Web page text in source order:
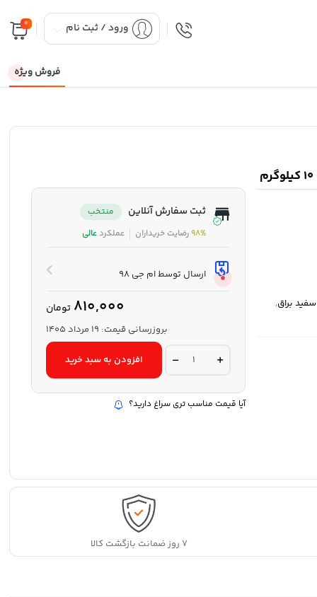
ورود / ثبت نام 0
فروش ویژه
سفید براق,
ثبت سفارش آنلاین
منتخب
98%رضایت خریداران عملکردعالی
ارسال توسط ام جی 98
810,000 تومان
بروزرسانی قیمت: 19 مرداد 1405
ترازو
آشپزخانه
الکترونیک
مدل
SF-
افزودن به سبد خرید
آیا قیمت مناسب تری سراغ دارید؟
۷ روز ضمانت بازگشت کالا